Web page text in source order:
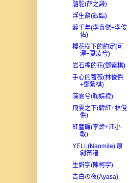
駱駝(薛之謙)
浮生辭(銀臨)
醉千年(李袁傑+李俊
佑)
櫻花樹下的約定(可
澤+夏凌兮)
岩石裡的花(鄧紫棋)
手心的薔薇(林俊傑
+鄧紫棋)
嘆雲兮(鞠婧禕)
飛雲之下(韓紅+林俊
傑)
紅塵輾(李煒+汪小
敏)
YELL(Naomile) 原
創笛譜
生僻字(陳柯宇)
告白の夜(Ayasa)